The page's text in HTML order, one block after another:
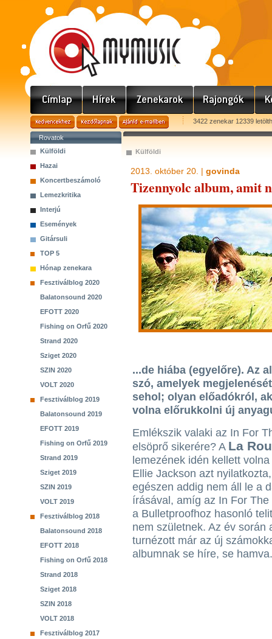
3422 zenekar 12339
Rovatok
Külföldi
Hazai
Koncertbeszámoló
Lemezkritika
Interjú
Események
Gitársuli
TOP 5
Hónap zenekara
Fesztiválblog 2020
Balatonsound 2020
EFOTT 2020
Fishing on Orfű 2020
Strand 2020
Sziget 2020
SZIN 2020
VOLT 2020
Fesztiválblog 2019
Balatonsound 2019
EFOTT 2019
Fishing on Orfű 2019
Strand 2019
Sziget 2019
SZIN 2019
VOLT 2019
Fesztiválblog 2018
Balatonsound 2018
EFOTT 2018
Fishing on Orfű 2018
Strand 2018
Sziget 2018
SZIN 2018
VOLT 2018
Fesztiválblog 2017
Külföldi
2013. október 20. | govinda
Tizennyolc album, amit
...de hiába (egyelőre). Az
szó, amelyek
sehol; olyan előadókról,
volna előrukkolni új
Emlékszik valaki az In For
elsöprő sikerére? A La
lemezének idén kellett
Ellie Jackson azt
egészen addig nem áll le a
írásával, amíg az In For The
a Bulletproofhoz hasonló
nem születnek. Az év során
turnézott már az új
albumnak se híre, se hamva.